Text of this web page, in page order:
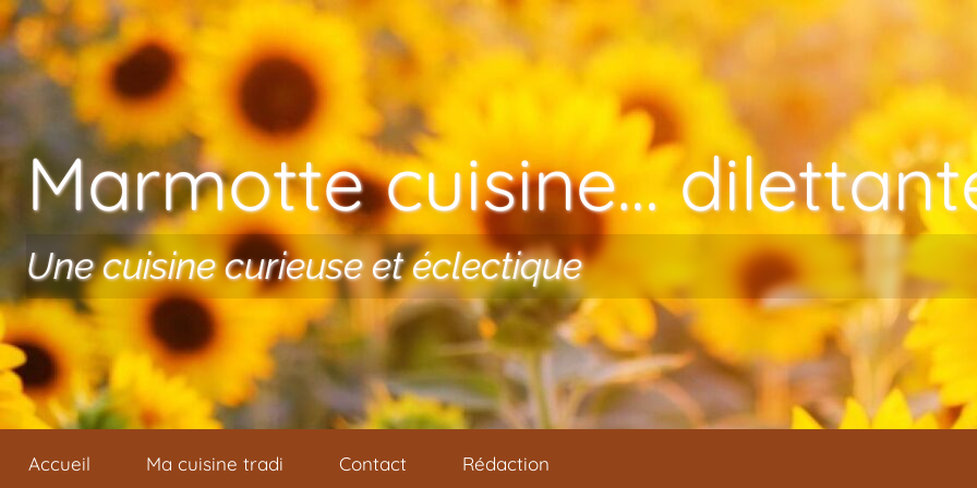
Aller au contenu
Marmotte cuisine…
Une cuisine curieuse et éclectique
Accueil Ma cuisine tradi Contact Rédaction